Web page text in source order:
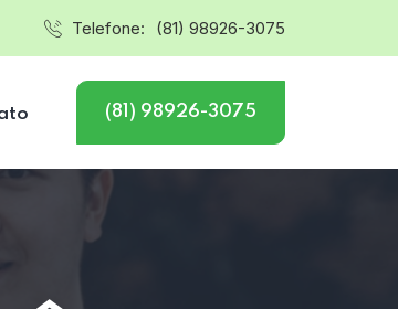
Telefone: (81) 98926-3075
(81) 98926-3075